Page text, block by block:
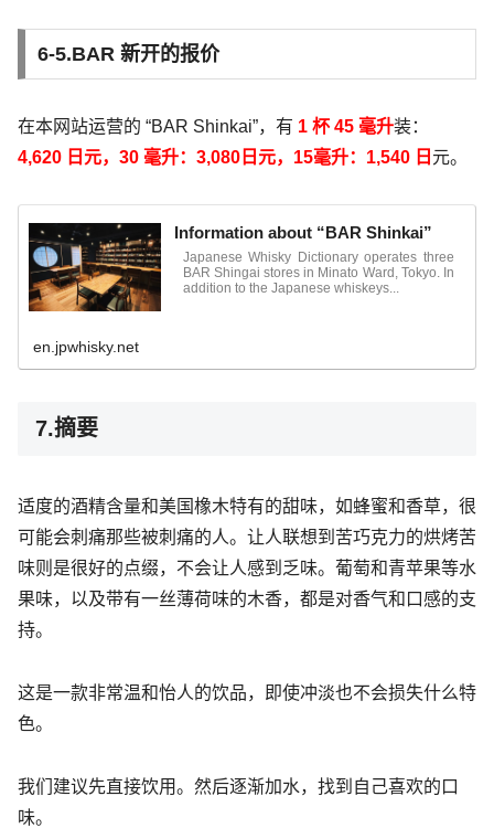
6-5.BAR 新开的报价
在本网站运营的 “BAR Shinkai”，有 1 杯 45 毫升装：
4,620 日元，30 毫升：3,080日元，15毫升：1,540 日 元。
Information about “BAR Shinkai”
Japanese Whisky Dictionary operates three
BAR Shingai stores in Minato Ward, Tokyo. In
addition to the Japanese whiskeys...
en.jpwhisky.net
7.摘要
适度的酒精含量和美国橡木特有的甜味，如蜂蜜和香草，很
可能会刺痛那些被刺痛的人。让人联想到苦巧克力的烘烤苦
味则是很好的点缀，不会让人感到乏味。葡萄和青苹果等水
果味，以及带有一丝薄荷味的木香，都是对香气和口感的支
持。
这是一款非常温和怡人的饮品，即使冲淡也不会损失什么特
色。
我们建议先直接饮用。然后逐渐加水，找到自己喜欢的口
味。